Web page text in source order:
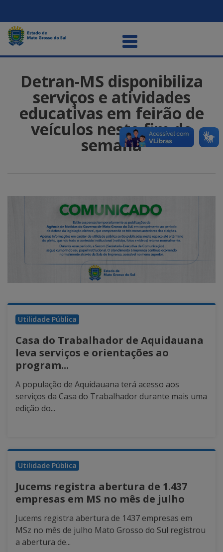
Detran-MS disponibiliza
serviços e atividades
educativas em feirão de
veículos neste fim de
semana
Utilidade Pública
Casa do Trabalhador de Aquidauana
leva serviços e orientações ao
program...
A população de Aquidauana terá acesso aos
serviços da Casa do Trabalhador durante mais uma
edição do...
Utilidade Pública
Jucems registra abertura de 1.437
empresas em MS no mês de julho
Jucems registra abertura de 1437 empresas em
MSz no mês de julho Mato Grosso do Sul registrou
a abertura de...